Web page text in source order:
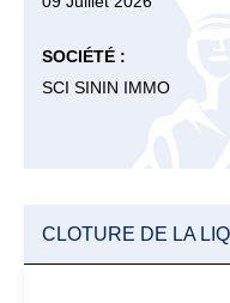
SOCIÉTÉ :
SCI SININ IMMO
CLOTURE DE LA